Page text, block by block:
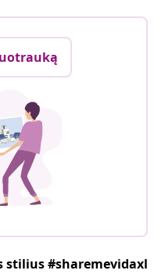
stilius #sharemevidaxl